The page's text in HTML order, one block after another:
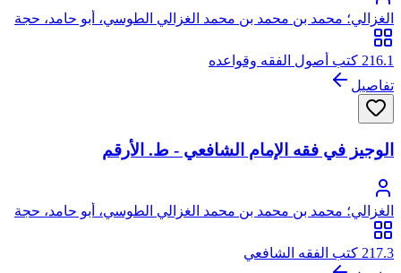
الغزالي؛ محمد بن محمد بن محمد الغزالي الطوسي، أبو حامد، حجة
الإسلام
216.1 كتب أصول الفقه وقواعده
تفاصيل
الوجيز في فقه الإمام الشافعي - ط. الأرقم
الغزالي؛ محمد بن محمد بن محمد الغزالي الطوسي، أبو حامد، حجة
الإسلام
217.3 كتب الفقه الشافعي